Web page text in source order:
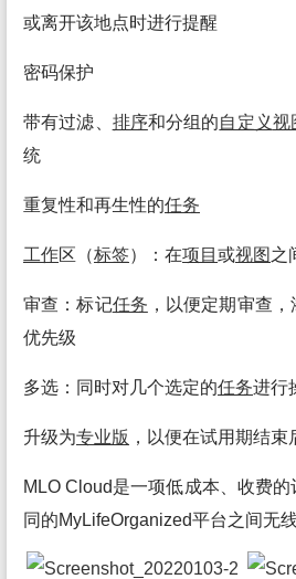
或离开该地点时进行提醒
密码保护
带有过滤、 排序和分组的自定义视
统
重复性和再生性的任务
工作区（标签）：在项目 或视图 之
审查：标记任务 ，以便定期审查
优先级
多选：同时对几个选定的任务进行
升级为专业版 ，以便在试用期结
MLO Cloud是一项低成本、收费
同的MyLifeOrganized平台之间无